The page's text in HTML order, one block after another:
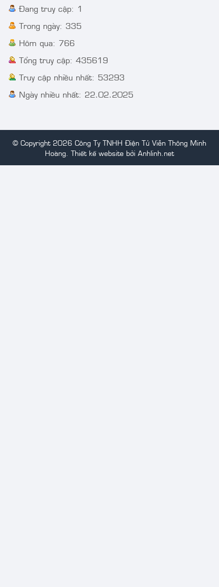
Đang truy cập: 1
Trong ngày: 335
Hôm qua: 766
Tổng truy cập: 435619
Truy cập nhiều nhất: 53293
Ngày nhiều nhất: 22.02.2025
© Copyright 2026 Công Ty TNHH Điện Tử Viễn Thông Minh
Hoàng. Thiết kế website bởi Anhlinh.net